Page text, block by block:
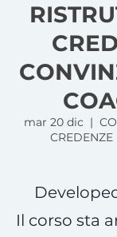
mar 20 dic
  |
Il corso sta